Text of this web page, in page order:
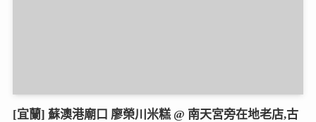
[宜蘭] 蘇澳港廟口 廖榮川米糕 @ 南天宮旁在地老店,古